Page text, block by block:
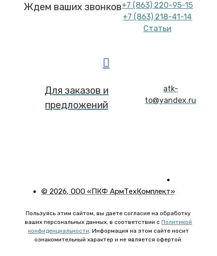
Ждем ваших звонков+7 (863) 220-95-15
+7 (863) 218-41-14
Статьи
Для заказов и
предложений
atk-
to@yandex.ru
© 2026, ООО «ПКФ АрмТехКомплект»
Пользуясь этим сайтом, вы даете согласие на обработку
ваших персональных данных, в соответствии сПолитикой
конфиденциальности. Информация на этом сайте носит
ознакомительный характер и не является офертой.